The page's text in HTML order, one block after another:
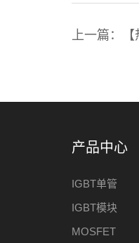
上一篇：
产品中心
IGBT单管
IGBT模块
MOSFET